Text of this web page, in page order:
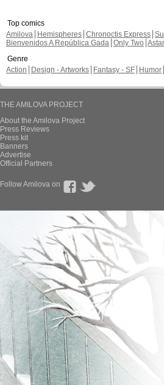
Top comics
Amilova
Hemispheres Chronoctis Express
Bienvenidos A República Gada Only Two
Genre
Action
Design - Artworks Fantasy - SF Humor
THE AMILOVA PROJECT
About the Amilova Project
Press Reviews
Press kit
Banners
Advertise
Official Partners
Follow Amilova on